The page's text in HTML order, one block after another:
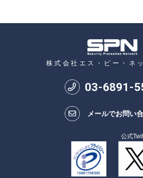
株式会社エス・ピー・ネ
03-6891-
メールでお問い
公式